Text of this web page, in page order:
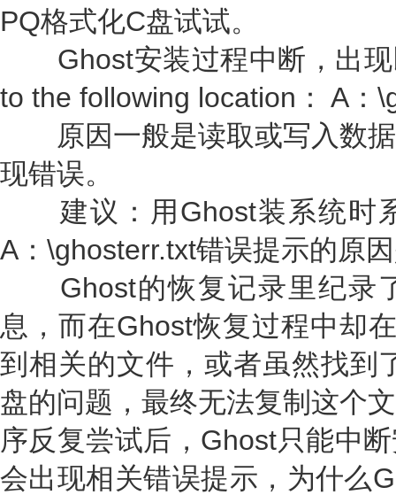
PQ格式化C盘试试。
Ghost安装过程中断，出现
to the following location： A：
原因一般是读取或写入数据
现错误。
建议：用Ghost装系统时
A：\ghosterr.txt错误提示的原
Ghost的恢复记录里纪录
息，而在Ghost恢复过程中却
到相关的文件，或者虽然找到
盘的问题，最终无法复制这个
序反复尝试后，Ghost只能中
会出现相关错误提示，为什么